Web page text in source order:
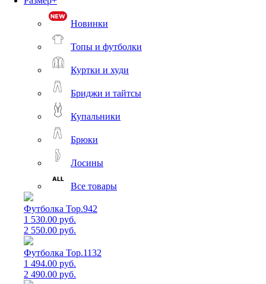
Новинки
Топы и футболки
Куртки и худи
Бриджи и тайтсы
Купальники
Брюки
Лосины
Все товары
Футболка Top.942
1 530.00 руб.
2 550.00 руб.
Футболка Top.1132
1 494.00 руб.
2 490.00 руб.